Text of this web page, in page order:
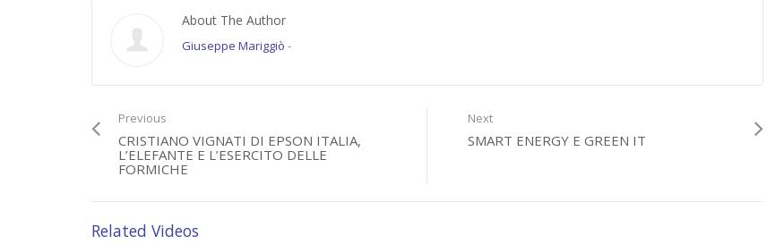
About The Author
Giuseppe Mariggiò -
Previous
CRISTIANO VIGNATI DI EPSON ITALIA,
L’ELEFANTE E L’ESERCITO DELLE
FORMICHE
Next
SMART ENERGY E GREEN IT
Related Videos